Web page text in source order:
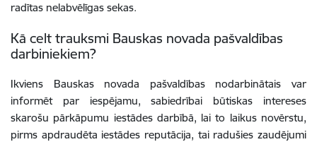
radītas nelabvēlīgas sekas.
Kā celt trauksmi Bauskas novada pašvaldības
darbiniekiem?
Ikviens Bauskas novada pašvaldības nodarbinātais var
informēt par iespējamu, sabiedrībai būtiskas intereses
skarošu pārkāpumu iestādes darbībā, lai to laikus novērstu,
pirms apdraudēta iestādes reputācija, tai radušies zaudējumi